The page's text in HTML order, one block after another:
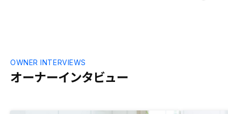
オーナーインタビュー
OWNER INTERVIEWS